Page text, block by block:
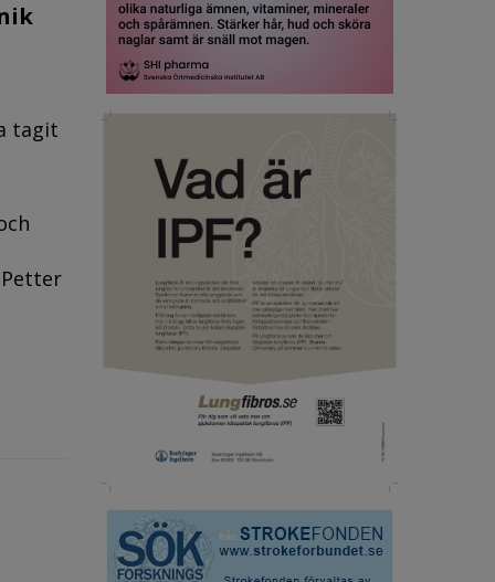
tagit